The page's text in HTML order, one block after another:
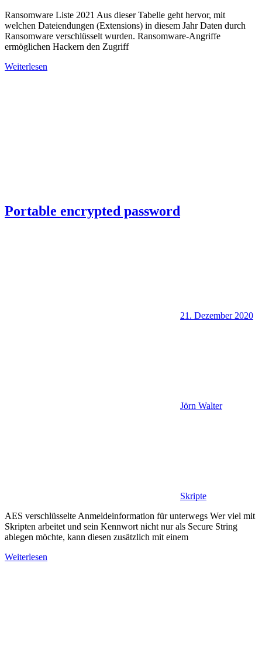
Ransomware Liste 2021 Aus dieser Tabelle geht hervor, mit
welchen Dateiendungen (Extensions) in diesem Jahr Daten durch
Ransomware verschlüsselt wurden. Ransomware-Angriffe
ermöglichen Hackern den Zugriff
Weiterlesen
Portable encrypted password
21. Dezember 2020
Jörn Walter
Skripte
AES verschlüsselte Anmeldeinformation für unterwegs Wer viel mit
Skripten arbeitet und sein Kennwort nicht nur als Secure String
ablegen möchte, kann diesen zusätzlich mit einem
Weiterlesen